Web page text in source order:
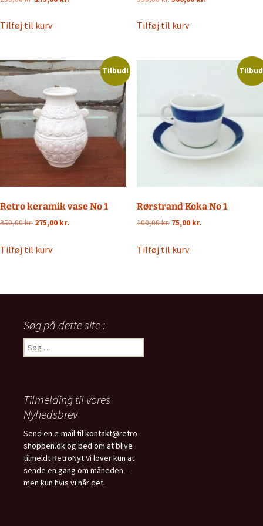
pris
Tilføj til kurv
pris
Tilføj til kurv
Tilbud!
Retro keramik vase No 1
350,00kr. Den
pris
275,00 kr.
Tilføj til kurv
Rørstrand Koka No 1
100,00kr. Den
pris
75,00 kr.Den
Tilføj til kurv
Søg på dette site :
Søg
efter:
Tilmelding til vores
Nyhedsbrev
Send en e-mail til kontakt@retro-
shoppen.dk og bed om at blive
tilmeldt RetroNyt Vi lover kun at
sende en gang om måneden -
men kun hvis vi når det.